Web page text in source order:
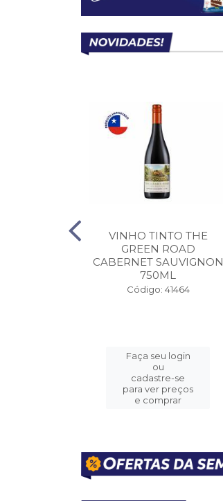
VINHO TINTO THE
GREEN ROAD
CABERNET SAUVIGNON
750ML
Código: 41464
Faça seu login
ou
cadastre-se
para ver preços
e comprar